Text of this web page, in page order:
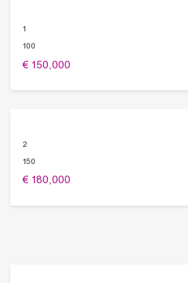
1
100
150,000 €
2
150
180,000 €